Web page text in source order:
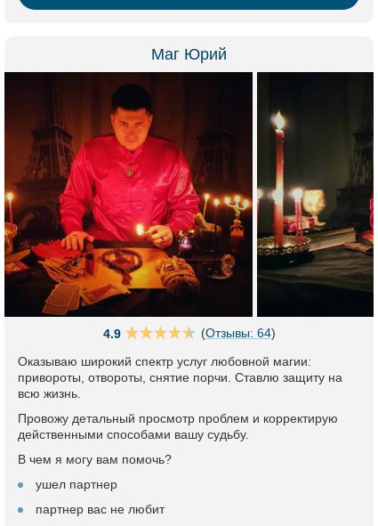
Маг Юрий
4.9 (Отзывы: 64)
Оказываю широкий спектр услуг любовной магии:
привороты, отвороты, снятие порчи. Ставлю защиту на
всю жизнь.
Провожу детальный просмотр проблем и корректирую
действенными способами вашу судьбу.
В чем я могу вам помочь?
ушел партнер
партнер вас не любит